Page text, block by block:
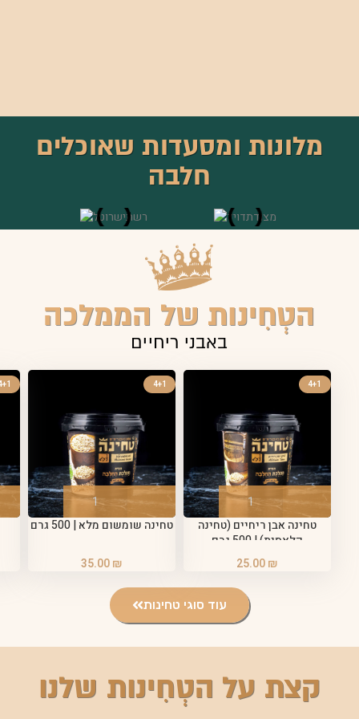
מלונות ומסעדות שאוכלים
חלבה
הטְחִינות של הממלכה
באבני ריחיים
4+1
טחינה אבן ריחיים (טחינה
קלאסית) | 500 גרם
25.00₪
4+1
טחינה שומשום מלא | 500 גרם
35.00₪
עוד סוגי טחינות
קצת על הטְחִינות שלנו